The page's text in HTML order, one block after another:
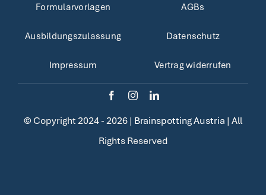
Formularvorlagen
Ausbildungszulassung
Impressum
AGBs
Datenschutz
Vertrag widerrufen
© Copyright 2024 - 2026 | Brainspotting Austria | All
Rights Reserved